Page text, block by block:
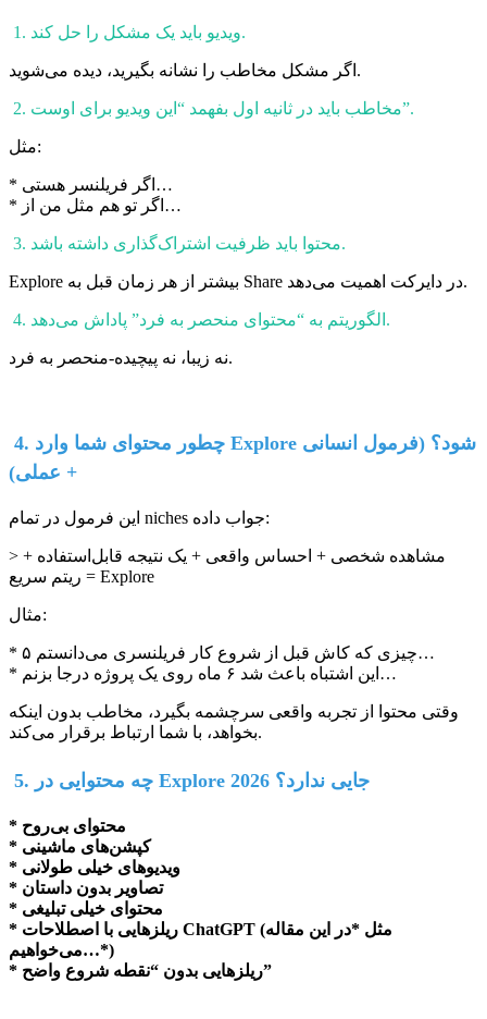
1. ویدیو باید یک مشکل را حل کند.
اگر مشکل مخاطب را نشانه بگیرید، دیده می‌شوید.
2. مخاطب باید در ثانیه اول بفهمد “این ویدیو برای اوست”.
مثل:
* اگر فریلنسر هستی…
* اگر تو هم مثل من از…
3. محتوا باید ظرفیت اشتراک‌گذاری داشته باشد.
Explore بیشتر از هر زمان قبل به Share در دایرکت اهمیت می‌دهد.
4. الگوریتم به “محتوای منحصر به فرد” پاداش می‌دهد.
نه زیبا، نه پیچیده-منحصر به فرد.
4. چطور محتوای شما وارد Explore شود؟ (فرمول انسانی
+ عملی)
این فرمول در تمام niches جواب داده:
> مشاهده شخصی + احساس واقعی + یک نتیجه قابل‌استفاده +
ریتم سریع = Explore
مثال:
* ۵ چیزی که کاش قبل از شروع کار فریلنسری می‌دانستم…
* این اشتباه باعث شد ۶ ماه روی یک پروژه درجا بزنم…
وقتی محتوا از تجربه واقعی سرچشمه بگیرد، مخاطب بدون اینکه
بخواهد، با شما ارتباط برقرار می‌کند.
5. چه محتوایی در Explore 2026 جایی ندارد؟
* محتوای بی‌روح
* کپشن‌های ماشینی
* ویدیوهای خیلی طولانی
* تصاویر بدون داستان
* محتوای خیلی تبلیغی
* ریلزهایی با اصطلاحات ChatGPT (مثل *در این مقاله
می‌خواهیم…*)
* ریلزهایی بدون “نقطه شروع واضح”